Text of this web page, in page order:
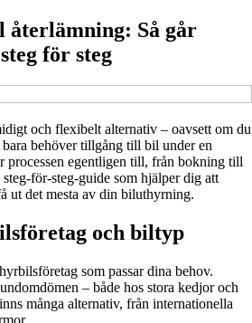
Så går
för steg
och flexibelt alternativ – oavsett om du
bara behöver tillgång till bil under en
processen egentligen till, från bokning till
för-steg-guide som hjälper dig att
ut det mesta av din biluthyrning.
och biltyp
som passar dina behov.
– både hos stora kedjor och
många alternativ, från internationella